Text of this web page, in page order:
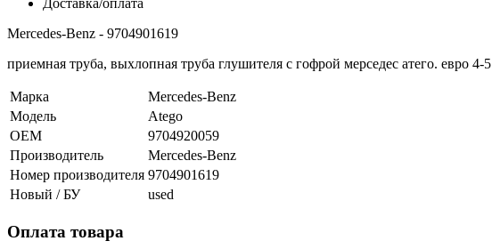
Mercedes-Benz - 9704901619
приемная труба, выхлопная труба глушителя с гофрой мерседес атего. евро 4-5
Марка
Mercedes-Benz
Модель
Atego
OEM
9704920059
Производитель
Mercedes-Benz
Номер производителя 9704901619
Новый / БУ
used
Оплата товара